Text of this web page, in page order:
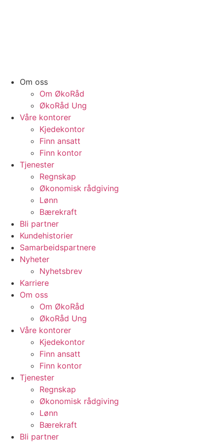
Om oss
Om ØkoRåd
ØkoRåd Ung
Våre kontorer
Kjedekontor
Finn ansatt
Finn kontor
Tjenester
Regnskap
Økonomisk rådgiving
Lønn
Bærekraft
Bli partner
Kundehistorier
Samarbeidspartnere
Nyheter
Nyhetsbrev
Karriere
Om oss
Om ØkoRåd
ØkoRåd Ung
Våre kontorer
Kjedekontor
Finn ansatt
Finn kontor
Tjenester
Regnskap
Økonomisk rådgiving
Lønn
Bærekraft
Bli partner